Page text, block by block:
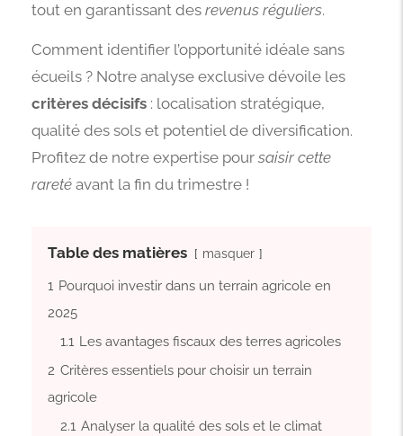
tout en garantissant des revenus réguliers.
Comment identifier l’opportunité idéale sans
écueils ? Notre analyse exclusive dévoile les
critères décisifs : localisation stratégique,
qualité des sols et potentiel de diversification.
Profitez de notre expertise pour saisir cette
rareté avant la fin du trimestre !
Table des matières masquer
1 Pourquoi investir dans un terrain agricole en
2025
1.1 Les avantages fiscaux des terres agricoles
2 Critères essentiels pour choisir un terrain
agricole
2.1 Analyser la qualité des sols et le climat